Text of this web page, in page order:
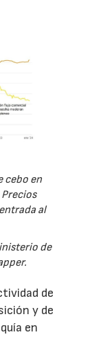
cebo en
al
de
de
y de
en